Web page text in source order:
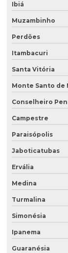
Perfuração de
Plano de
Plano de
Plano de
Poço de
Poço de
Poço de
Poço de
Poço de
Poço de
Poço de
Programa de
Projeto
Ibiá
Muzambinho
Perdões
Itambacuri
Santa Vitória
Monte Santo de
Conselheiro
Campestre
Paraisópolis
Jaboticatubas
Ervália
Medina
Turmalina
Simonésia
Ipanema
Guaranésia